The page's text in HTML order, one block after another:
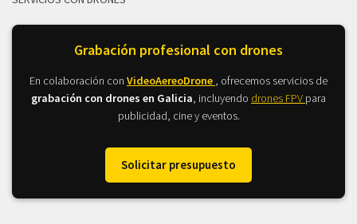
Grabación profesional con drones
En colaboración con VideoAereoDrone , ofrecemos servicios de
grabación con drones en Galicia, incluyendo drones FPV para
publicidad, cine y eventos.
Solicitar presupuesto